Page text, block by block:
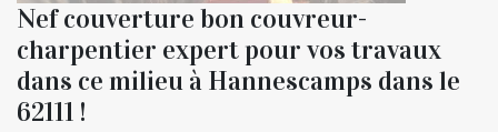
Nef couverture bon couvreur-
charpentier expert pour vos travaux
dans ce milieu à Hannescamps dans le
62111 !